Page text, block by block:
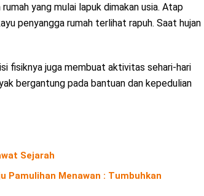
yang mulai lapuk dimakan usia. Atap
penyangga rumah terlihat rapuh. Saat hujan
fisiknya juga membuat aktivitas sehari-hari
bergantung pada bantuan dan kepedulian
Sejarah
Pamulihan Menawan : Tumbuhkan